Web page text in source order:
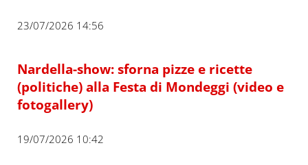
23/07/2026 14:56
Nardella-show: sforna pizze e ricette
(politiche) alla Festa di Mondeggi (video e
fotogallery)
19/07/2026 10:42